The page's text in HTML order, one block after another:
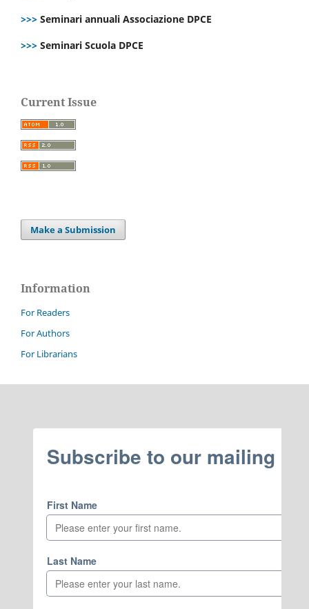
>>> Seminari annuali Associazione DPCE
>>> Seminari Scuola DPCE
Current Issue
Make a Submission
Information
For Readers
For Authors
For Librarians